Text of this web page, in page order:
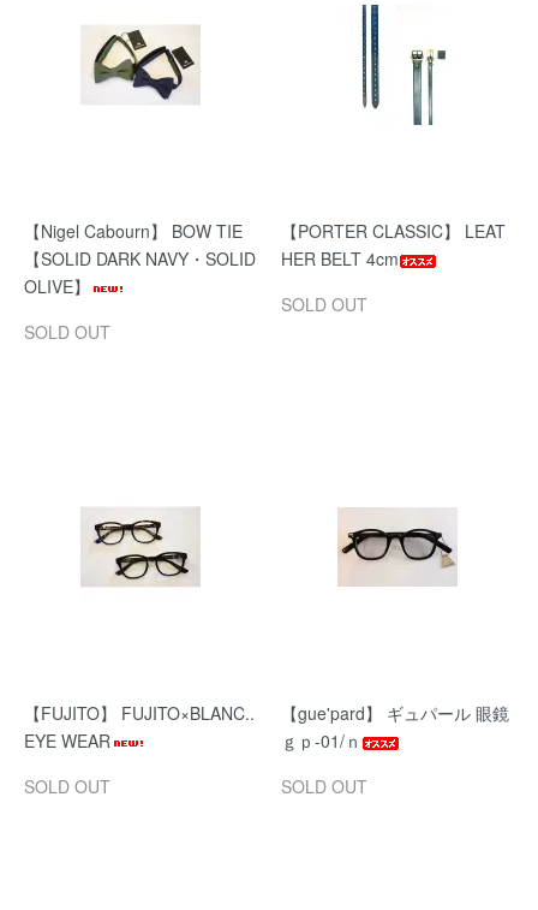
【Nigel Cabourn】 BOW TIE
【SOLID DARK NAVY・SOLID
OLIVE】
SOLD OUT
【PORTER CLASSIC】 LEAT
HER BELT 4cm
SOLD OUT
【FUJITO】 FUJITO×BLANC..
EYE WEAR
SOLD OUT
【gue'pard】 ギュパール 眼鏡
ｇｐ-01/ｎ
SOLD OUT